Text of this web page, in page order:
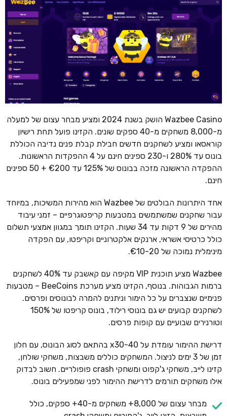
Wazbee Casino הושק בשנת 2024 ומציע מבחר עצום של למעלה
מ-8,000 משחקים מ-40 ספקים שונים. הקזינו פועל תחת רישיון
קוראסאו ומציע לשחקנים חדשים חבילת קבלת פנים נדיבה הכוללת
בונוס עד 280% ו-230 ספינים חינם על 4 ההפקדות הראשונות.
ההפקדה הראשונה מזכה בבונוס של 125% עד €200 + 50 ספינים
חינם.
אחד היתרונות הבולטים של Wazbee הוא מהירות המשיכות, במיוחד
עבור שחקנים שמשתמשים במטבעות קריפטוגרפיים – זמני עיבוד
מהירים של 9 דקות עד 34 שעות. הקזינו תומך במגוון אמצעי תשלום
כולל כרטיסי אשראי, ארנקים אלקטרוניים וקריפטו, עם הפקדה
מינימלית נמוכה של €10-20.
Wazbee מציע תוכנית VIP מקיפה עם קאשבק עד 40% לשחקנים
ברמות הגבוהות. בנוסף, הקזינו מציע מערכת BeeCoins – מטבעות
פנימיים שנצברים על כל הימור וניתנים להמרה לבונוסים ופרסים.
לשחקנים קבועים יש גם בונוסי רילוד, בונוס קריפטו של 150%
וטורנירים שבועיים עם קופות פרסים.
דרישת ההימור עומדת על x30-40 בהתאם לסוג הבונוס, עם חלון
זמן של 3 ימים לניצול. המשחקים כוללים משבצות, משחקי שולחן,
קזינו לייב, משחקי ג'קפוט ומשחקי crash פופולריים. חשוב לבדוק
אילו משחקים תורמים לדרישת ההימור לפני שמפעילים בונוס.
מבחר עצום של 8,000+ משחקים מ-40+ ספקים, כולל